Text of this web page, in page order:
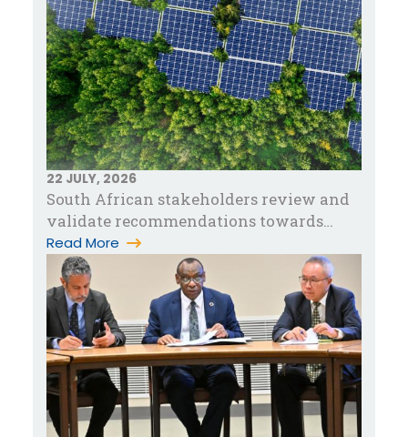
22 JULY, 2026
South African stakeholders review and
validate recommendations towards
accelerating green industrialization in…
Read More